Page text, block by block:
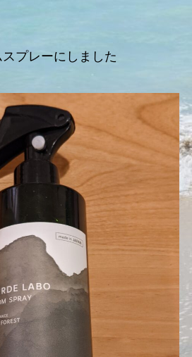
プレーにしました